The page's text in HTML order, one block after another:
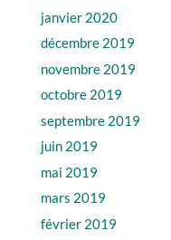
janvier 2020
décembre 2019
novembre 2019
octobre 2019
septembre 2019
juin 2019
mai 2019
mars 2019
février 2019